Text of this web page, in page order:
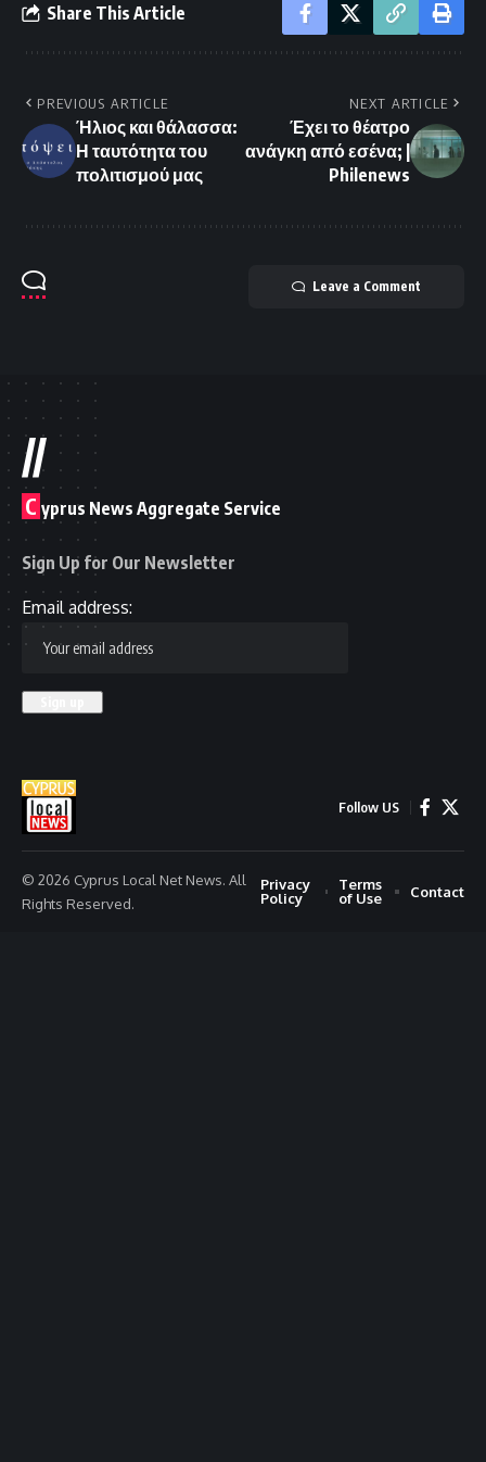
Share This Article
PREVIOUS ARTICLE
Ήλιος και θάλασσα:
Η ταυτότητα του
πολιτισμού μας
NEXT ARTICLE
Έχει το θέατρο
ανάγκη από εσένα; |
Philenews
Leave a Comment
//
C yprus News Aggregate Service
Sign Up for Our Newsletter
Email address:
Follow US
© 2026 Cyprus Local Net News. All
Rights Reserved.
Privacy
Policy
Terms
of Use
Contact